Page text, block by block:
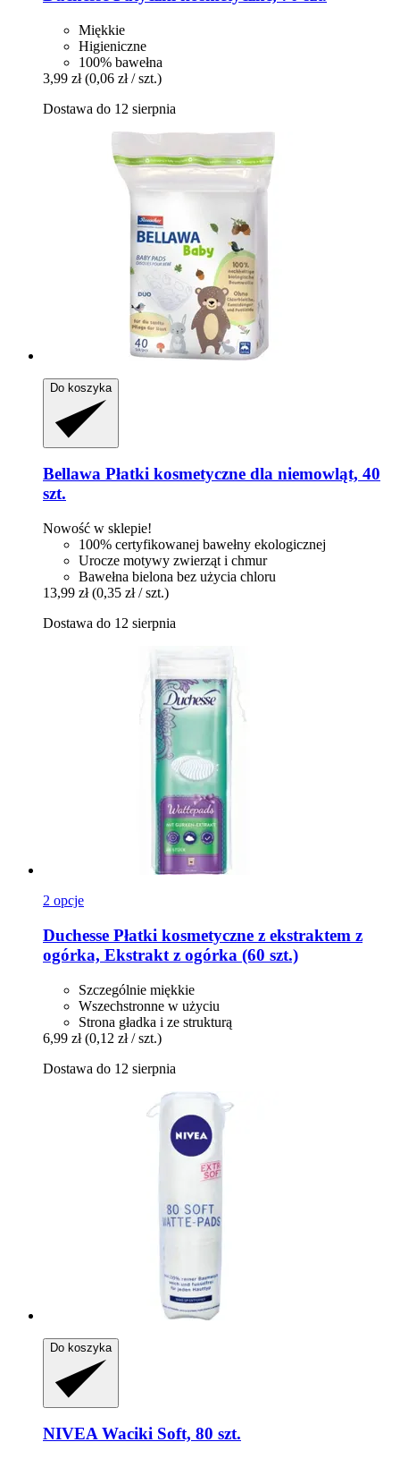
Miękkie
Higieniczne
100% bawełna
3,99 zł (0,06 zł / szt.)
Dostawa do 12 sierpnia
Do koszyka
Bellawa Płatki kosmetyczne dla niemowląt, 40
szt.
Nowość w sklepie!
100% certyfikowanej bawełny ekologicznej
Urocze motywy zwierząt i chmur
Bawełna bielona bez użycia chloru
13,99 zł (0,35 zł / szt.)
Dostawa do 12 sierpnia
2 opcje
Duchesse Płatki kosmetyczne z ekstraktem z
ogórka, Ekstrakt z ogórka (60 szt.)
Szczególnie miękkie
Wszechstronne w użyciu
Strona gładka i ze strukturą
6,99 zł (0,12 zł / szt.)
Dostawa do 12 sierpnia
Do koszyka
NIVEAWaciki Soft, 80 szt.